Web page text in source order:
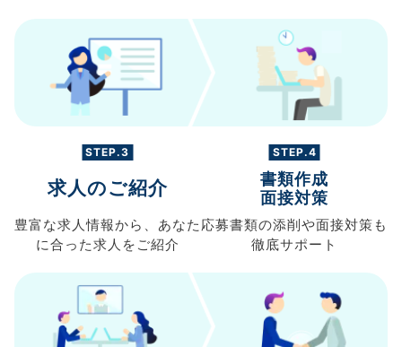
STEP.3
求人のご紹介
豊富な求人情報から、 あなた
に合った求人を ご紹介
STEP.4
書類作成
面接対策
応募書類の添削や面接対策も
徹底サポート